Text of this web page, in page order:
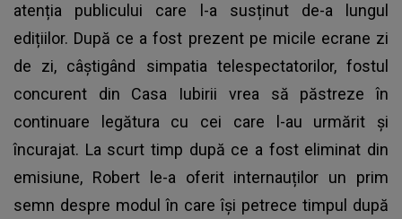
atenția publicului care l-a susținut de-a lungul
edițiilor. După ce a fost prezent pe micile ecrane zi
de zi, câștigând simpatia telespectatorilor, fostul
concurent din Casa Iubirii vrea să păstreze în
continuare legătura cu cei care l-au urmărit și
încurajat. La scurt timp după ce a fost eliminat din
emisiune, Robert le-a oferit internauților un prim
semn despre modul în care își petrece timpul după